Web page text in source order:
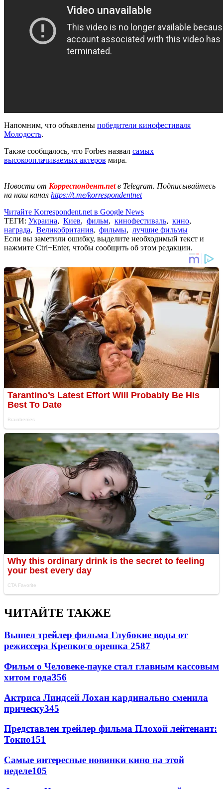
Напомним, что объявлены победители кинофестиваля
Молодость.
Также сообщалось, что Forbes назвал самых
высокооплачиваемых актеров мира.
Новости от Корреспондент.netв Telegram. Подписывайтесь
на наш канал https://t.me/korrespondentnet
Читайте Korrespondent.net в Google News
ТЕГИ: Украина, Киев, фильм, кинофестиваль, кино,
награда, Великобритания, фильмы, лучшие фильмы
Если вы заметили ошибку, выделите необходимый текст и
нажмите Ctrl+Enter, чтобы сообщить об этом редакции.
ЧИТАЙТЕ ТАКЖЕ
Вышел трейлер фильма Глубокие воды от
режиссера Крепкого орешка 2587
Фильм о Человеке-пауке стал главным кассовым
хитом года356
Актриса Линдсей Лохан кардинально сменила
прическу345
Представлен трейлер фильма Плохой лейтенант:
Токио151
Самые интересные новинки кино на этой
неделе105